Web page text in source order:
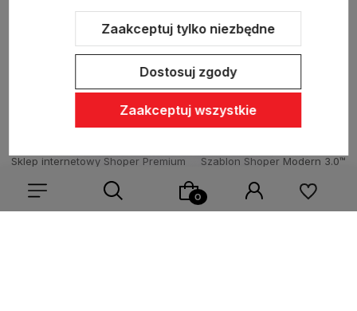
Obsługa hurtowa
Sklep internetowy Shoper Premium
Szablon Shoper Modern 3.0™
Zaakceptuj tylko niezbędne
Dostosuj zgody
Zaakceptuj wszystkie